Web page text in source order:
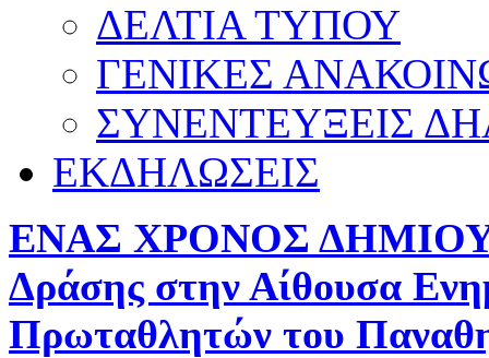
ΔΕΛΤΙΑ ΤΥΠΟΥ
ΓΕΝΙΚΕΣ
ΣΥΝΕΝΤΕΥΞΕΙΣ
ΕΚΔΗΛΩΣΕΙΣ
ΕΝΑΣ ΧΡΟΝΟΣ
Δράσης στην Αίθουσα
Πρωταθλητών του